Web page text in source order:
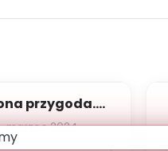
przygoda.
medal
marzec 2024